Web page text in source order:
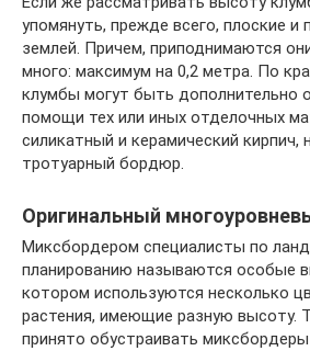
упомянуть, прежде всего, плоские и
землей. Причем, приподнимаются
много: максимум на 0,2 метра. По
клумбы могут быть дополнительно
помощи тех или иных отделочных
силикатный и керамический кирпич,
тротуарный бордюр.
Оригинальный
Миксбордером специалисты по
планированию называются особые
котором используются несколько
растения, имеющие разную высоту.
принято обустраивать